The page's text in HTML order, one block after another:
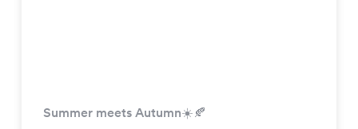
Summer meets Autumn☀️🍂